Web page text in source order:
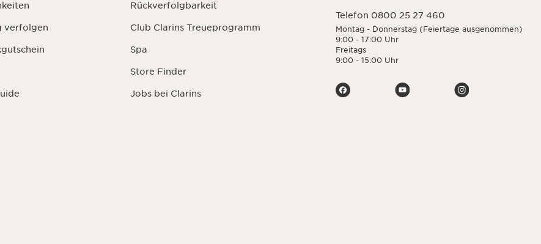
verfolgen
Rückverfolgbarkeit
Club Clarins Treueprogramm
Spa
Store Finder
Jobs bei Clarins
Telefon 0800 25 27 460
Montag - Donnerstag (Feiertage ausgenommen)
9:00 - 17:00 Uhr
Freitags
9:00 - 15:00 Uhr